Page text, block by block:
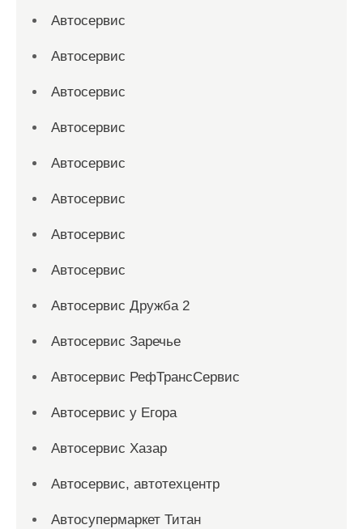
Автосервис
Автосервис
Автосервис
Автосервис
Автосервис
Автосервис
Автосервис
Автосервис
Автосервис Дружба 2
Автосервис Заречье
Автосервис РефТрансСервис
Автосервис у Егора
Автосервис Хазар
Автосервис, автотехцентр
Автосупермаркет Титан